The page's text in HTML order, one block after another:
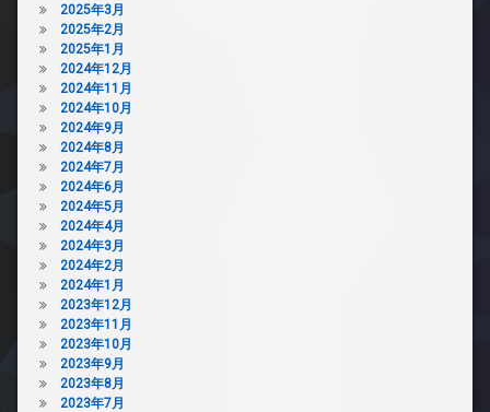
2025年3月
2025年2月
2025年1月
2024年12月
2024年11月
2024年10月
2024年9月
2024年8月
2024年7月
2024年6月
2024年5月
2024年4月
2024年3月
2024年2月
2024年1月
2023年12月
2023年11月
2023年10月
2023年9月
2023年8月
2023年7月